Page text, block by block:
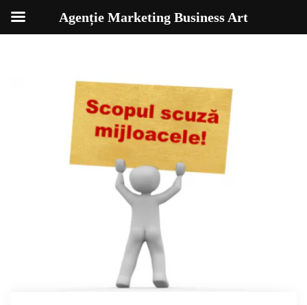
Agenție Marketing Business Art